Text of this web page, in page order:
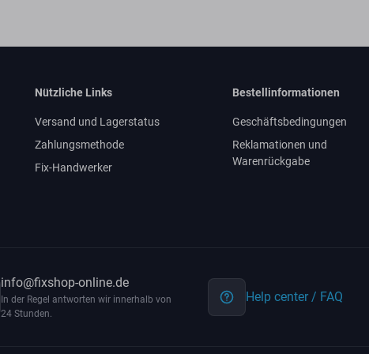
Nützliche Links
Versand und Lagerstatus
Zahlungsmethode
Fix-Handwerker
Bestellinformationen
Geschäftsbedingungen
Reklamationen und
Warenrückgabe
info@fixshop-online.de
In der Regel antworten wir innerhalb von
24 Stunden.
Help center / FAQ